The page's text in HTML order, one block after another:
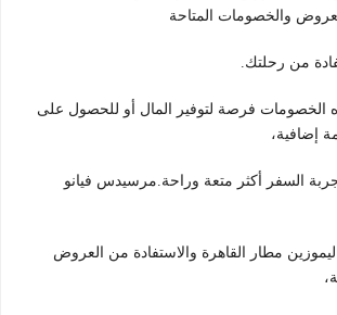
والخصومات المتاحة
من رحلتك.
الخصومات فرصة لتوفير المال أو للحصول على
إضافية،
السفر أكثر متعة وراحة.مرسيدس فيانو
ليموزين مطار القاهرة والاستفادة من العروض